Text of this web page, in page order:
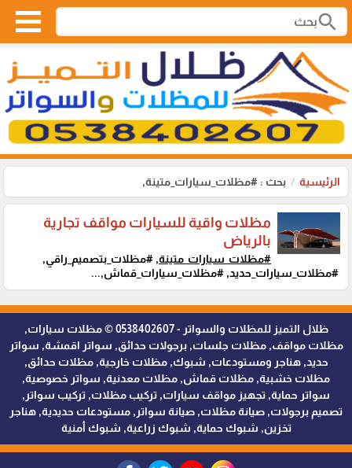
search
الرئيسية بحث : #مظلات_سيارات_متينة,
مظلات واقية للسيارات مواقف تجارية
بالرياض
#مظلات_سيارات_متينة, #مظلات_بتصميم_راقي,
#مظلات_سيارات_حديد, #مظلات_سيارات_قماش,...
ظلال التميز للمظلات والسواتر - 0538402607 © مظلات سيارات,
مظلات مواقف, مظلات جلسات, برجولات حدائق, سواتر اقمشة, سواتر
حديد, هناجر ومستودعات, شبوك, مظلات خارجية, مظلات حدائق,
مظلات خشبية, مظلات قماش, مظلات معدنية, سواتر خصوصية,
سواتر حماية, تجهيز مواقف سيارات, تركيب مظلات, تركيب سواتر,
تصميم برجولات, صيانة مظلات, صيانة سواتر, مستودعات حديدية, هناجر
تخزين, شبوك حماية, شبوك زراعية, شبوك أمنية